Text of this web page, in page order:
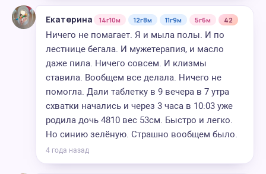
Екатерина 14г10м 12г8м 11г9м 5г6м 42
Ничего не помагает. Я и мыла полы. И по
лестнице бегала. И мужетерапия, и масло
даже пила. Ничего совсем. И клизмы
ставила. Вообщем все делала. Ничего не
помогла. Дали таблетку в 9 вечера в 7 утра
схватки начались и через 3 часа в 10:03 уже
родила дочь 4810 вес 53см. Быстро и легко.
Но синию зелёную. Страшно вообщем было.
4 года назад